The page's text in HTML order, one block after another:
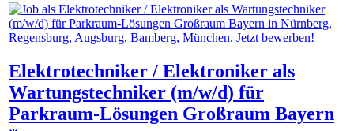
Elektrotechniker / Elektroniker als
Wartungstechniker (m/w/d) für
Parkraum-Lösungen Großraum Bayern